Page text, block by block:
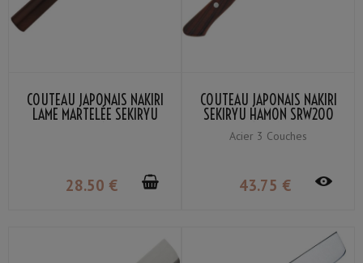
COUTEAU JAPONAIS NAKIRI
LAME MARTELÉE SEKIRYU
28.50 €
COUTEAU JAPONAIS NAKIRI
SEKIRYU HAMON SRW200
16.5CM
Acier 3 Couches
43.75 €